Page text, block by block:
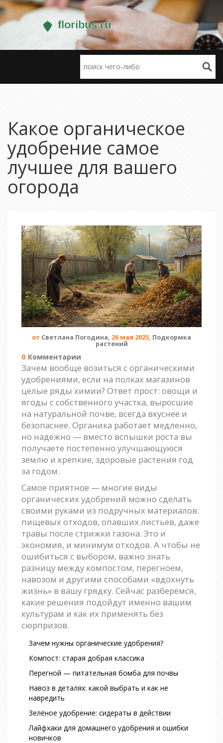
Какое органическое
удобрение самое
лучшее для вашего
огорода
от Светлана Погодина, 26 мая 2025, Подкормка
растений
0 Комментарии
Зачем вообще возиться с органическими
удобрениями, если на полках магазинов
целые ряды химии? Ответ прост: овощи и
ягоды с собственного участка, выросшие
на натуральной почве, всегда вкуснее и
безопаснее. Органика работает медленно,
но надёжно — вместо вспышки роста вы
получаете постепенно улучшающуюся
землю и крепкие, здоровые растения год
за годом.
Самое приятное — многие виды
органических удобрений можно сделать
своими руками из подручных материалов:
пищевых отходов, опавших листьев, даже
травы после стрижки газона. Это и
экономия, и минимум отходов. А чтобы не
ошибиться с выбором, важно знать
разницу между компостом, перегноем,
навозом и другими способами «вдохнуть
жизнь» в вашу грядку. Сейчас разберёмся,
какие решения подойдут именно вашим
культурам и как их применять без
сюрпризов.
Зачем нужны органические удобрения?
Компост: старая добрая классика
Перегной — питательная бомба для почвы
Навоз в деталях: какой выбрать и как не
навредить
Зелёное удобрение: сидераты в действии
Лайфхаки для домашнего удобрения и ошибки
новичков